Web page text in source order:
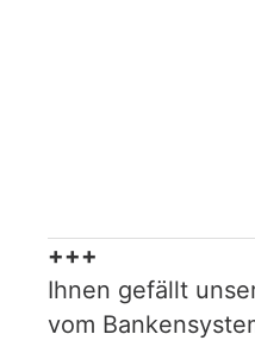
+++
Ihnen gefällt
vom